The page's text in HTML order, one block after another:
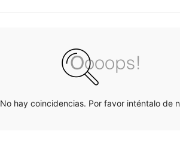
No hay coincidencias. Por favor inténtalo de